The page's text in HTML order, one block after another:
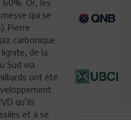
Or, les
qui se
Pierre
carbonique
de la
Sud via
ont été
qu’ils
et à se